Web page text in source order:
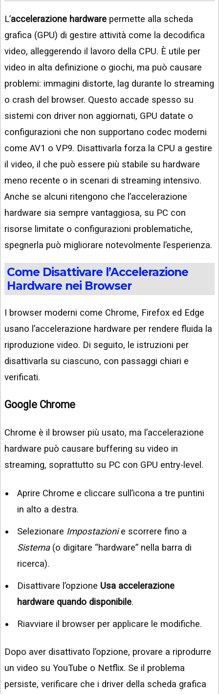
L’accelerazione hardware permette alla scheda
grafica (GPU) di gestire attività come la decodifica
video, alleggerendo il lavoro della CPU. È utile per
video in alta definizione o giochi, ma può causare
problemi: immagini distorte, lag durante lo streaming
o crash del browser. Questo accade spesso su
sistemi con driver non aggiornati, GPU datate o
configurazioni che non supportano codec moderni
come AV1 o VP9. Disattivarla forza la CPU a gestire
il video, il che può essere più stabile su hardware
meno recente o in scenari di streaming intensivo.
Anche se alcuni ritengono che l’accelerazione
hardware sia sempre vantaggiosa, su PC con
risorse limitate o configurazioni problematiche,
spegnerla può migliorare notevolmente l’esperienza.
Come Disattivare l’Accelerazione
Hardware nei Browser
I browser moderni come Chrome, Firefox ed Edge
usano l’accelerazione hardware per rendere fluida la
riproduzione video. Di seguito, le istruzioni per
disattivarla su ciascuno, con passaggi chiari e
verificati.
Google Chrome
Chrome è il browser più usato, ma l’accelerazione
hardware può causare buffering su video in
streaming, soprattutto su PC con GPU entry-level.
Aprire Chrome e cliccare sull’icona a tre puntini
in alto a destra.
Selezionare Impostazionie scorrere fino a
Sistema(o digitare “hardware” nella barra di
ricerca).
Disattivare l’opzione Usa accelerazione
hardware quando disponibile.
Riavviare il browser per applicare le modifiche.
Dopo aver disattivato l’opzione, provare a riprodurre
un video su YouTube o Netflix. Se il problema
persiste, verificare che i driver della scheda grafica